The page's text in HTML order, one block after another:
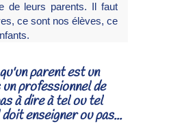
de leurs parents. Il faut
ce sont nos élèves, ce
parent est un
professionnel de
à dire à tel ou tel
enseigner ou pas...